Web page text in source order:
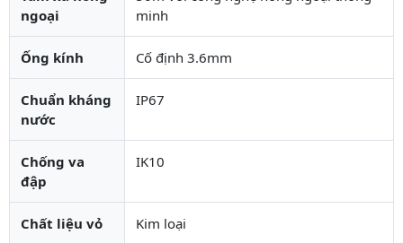
ngoại
minh
Ống kính Cố định 3.6mm
Chuẩn kháng
nước
IP67
Chống va
đập
IK10
Chất liệu vỏ Kim loại